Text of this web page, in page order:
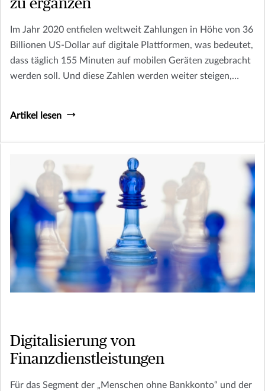
zu ergänzen
Im Jahr 2020 entfielen weltweit Zahlungen in Höhe von 36
Billionen US-Dollar auf digitale Plattformen, was bedeutet,
dass täglich 155 Minuten auf mobilen Geräten zugebracht
werden soll. Und diese Zahlen werden weiter steigen,
Artikel lesen
Digitalisierung von
Finanzdienstleistungen
Für das Segment der „Menschen ohne Bankkonto“ und der